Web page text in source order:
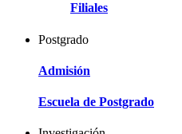
Filiales
Postgrado
Admisión
Escuela de Postgrado